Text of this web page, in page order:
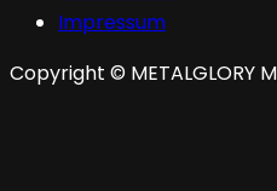
Impressum
Copyright © METALGLORY